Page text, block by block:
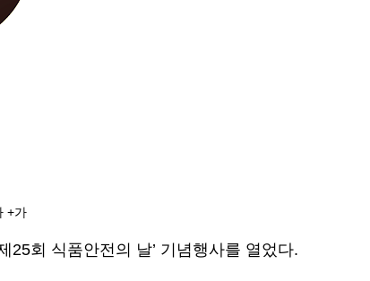
+가
25회 식품안전의 날’ 기념행사를 열었다.